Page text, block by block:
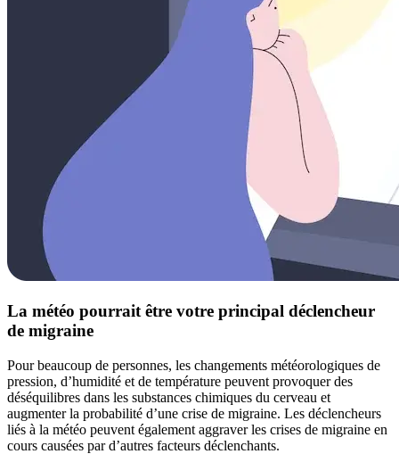
La météo pourrait être votre principal déclencheur
de migraine
Pour beaucoup de personnes, les changements météorologiques de
pression, d’humidité et de température peuvent provoquer des
déséquilibres dans les substances chimiques du cerveau et
augmenter la probabilité d’une crise de migraine. Les déclencheurs
liés à la météo peuvent également aggraver les crises de migraine en
cours causées par d’autres facteurs déclenchants.